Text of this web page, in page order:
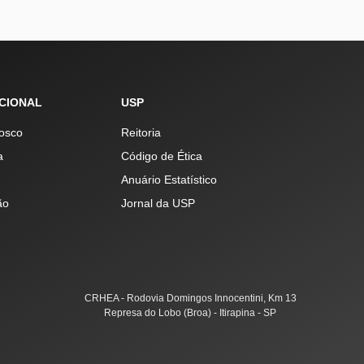
USP
Reitoria
Código de Ética
Anuário Estatístico
Jornal da USP
CRHEA - Rodovia Domingos Innocentini, Km 13
Represa do Lobo (Broa) - Itirapina - SP